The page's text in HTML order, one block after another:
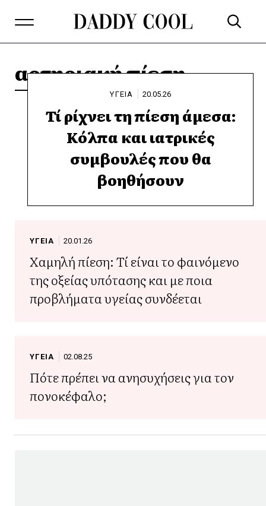
αρτηριακή πίεση
ΥΓΕΙΑ 20.05.26
Τί ρίχνει τη πίεση άμεσα:
Κόλπα και ιατρικές
συμβουλές που θα
βοηθήσουν
ΥΓΕΙΑ 20.01.26
Χαμηλή πίεση: Τί είναι το φαινόμενο
της οξείας υπότασης και με ποια
προβλήματα υγείας συνδέεται
ΥΓΕΙΑ 02.08.25
Πότε πρέπει να ανησυχήσεις για τον
πονοκέφαλο;